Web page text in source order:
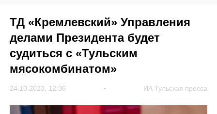
ТД «Кремлевский» Управления
делами Президента будет
судиться с «Тульским
мясокомбинатом»
24.10.2023, 12:36 ИА Тульская пресса